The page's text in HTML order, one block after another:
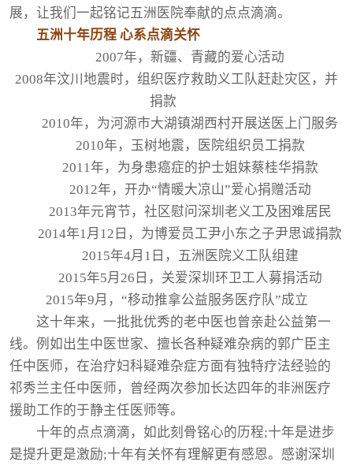
展，让我们一起铭记五洲医院奉献的点点滴滴。
五洲十年历程 心系点滴关怀
2007年，新疆、青藏的爱心活动
2008年汶川地震时，组织医疗救助义工队赶赴灾区，并
捐款
2010年，为河源市大湖镇湖西村开展送医上门服务
2010年，玉树地震，医院组织员工捐款
2011年，为身患癌症的护士姐妹蔡桂华捐款
2012年，开办“情暖大凉山”爱心捐赠活动
2013年元宵节，社区慰问深圳老义工及困难居民
2014年1月12日，为博爱员工尹小东之子尹思诚捐款
2015年4月1日，五洲医院义工队组建
2015年5月26日，关爱深圳环卫工人募捐活动
2015年9月，“移动推拿公益服务医疗队”成立
这十年来，一批批优秀的老中医也曾亲赴公益第一
线。例如出生中医世家、擅长各种疑难杂病的郭广臣主
任中医师，在治疗妇科疑难杂症方面有独特疗法经验的
祁秀兰主任中医师，曾经两次参加长达四年的非洲医疗
援助工作的于静主任医师等。
十年的点点滴滴，如此刻骨铭心的历程;十年是进步
是提升更是激励;十年有关怀有理解更有感恩。感谢深圳